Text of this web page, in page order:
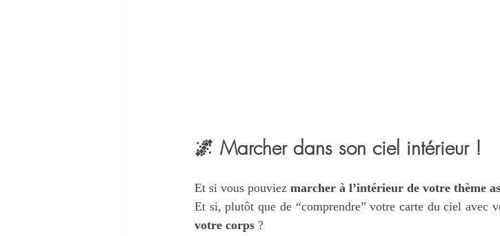
🌌 Marcher dans son ciel intérieur !
Et si vous pouviez marcher à l’intérieur de votre thème
Et si, plutôt que de “comprendre” votre carte du ciel avec
votre corps ?